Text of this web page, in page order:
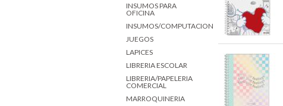
INSUMOS PARA
OFICINA
INSUMOS/COMPUTACION
JUEGOS
LAPICES
LIBRERIA ESCOLAR
LIBRERIA/PAPELERIA
COMERCIAL
MARROQUINERIA